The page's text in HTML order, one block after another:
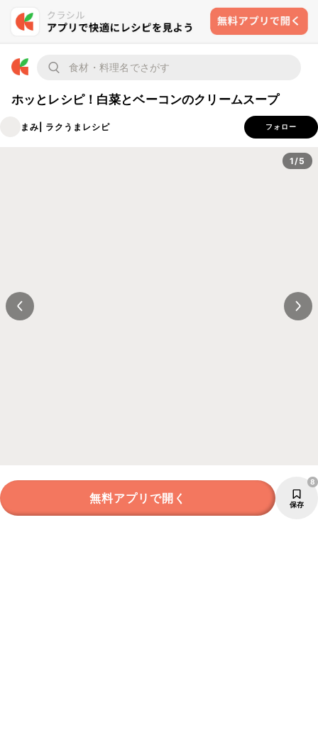
ホッとレシピ！白菜とベーコンのクリームスープ
まみ| ラクうまレシピ フォロー
1/5
無料アプリで開く 保存
8